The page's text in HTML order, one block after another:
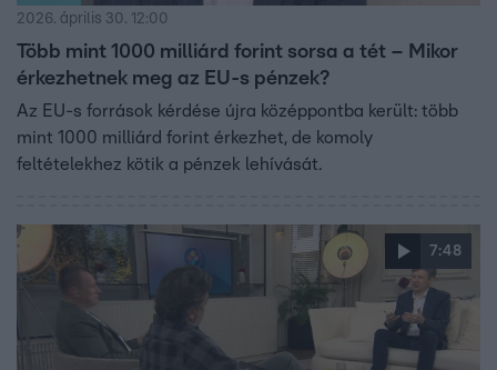
2026. április 30. 12:00
Több mint 1000 milliárd forint sorsa a tét – Mikor
érkezhetnek meg az EU-s pénzek?
Az EU-s források kérdése újra középpontba került: több
mint 1000 milliárd forint érkezhet, de komoly
feltételekhez kötik a pénzek lehívását.
7:48